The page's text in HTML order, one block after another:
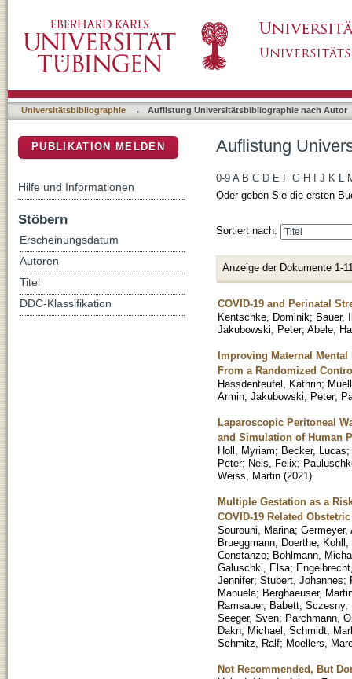
Universitätsbibliographie → Auflistung Universitätsbibliographie nach Autor
Auflistung
0-9 A B C D E F G H J K L
Oder geben Sie die ersten
Sortiert nach:
Anzeige der Dokumente 1-
COVID-19 and Perinatal
Kentschke, Dominik; Bauer,
Jakubowski, Peter; Abele,
Improving Maternal
From a Randomized
Hassdenteufel, Kathrin;
Armin; Jakubowski, Peter;
Laparoscopic Peritoneal
and Simulation of Human
Holl, Myriam; Becker, Lucas;
Peter; Neis, Felix;
Weiss, Martin (2021)
Multiple Gestation as a
COVID-19 Related
Sourouni, Marina; Germeyer,
Brueggmann, Doerthe; Kohll,
Constanze; Bohlmann,
Galuschki, Elsa;
Jennifer; Stubert, Johannes;
Manuela; Berghaeuser,
Ramsauer, Babett; Sczesny,
Seeger, Sven; Parchmann,
Dakn, Michael; Schmidt,
Schmitz, Ralf; Moellers,
Not Recommended, But
PUBLIKATION MELDEN
Hilfe und Informationen
Stöbern
Erscheinungsdatum
Autoren
Titel
DDC-Klassifikation